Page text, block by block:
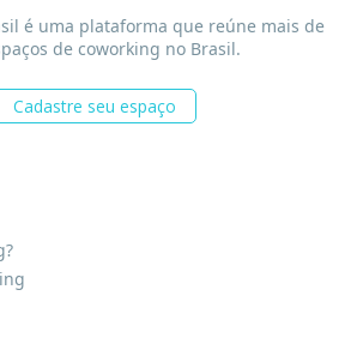
é uma plataforma que reúne mais de
de coworking no Brasil.
Cadastre seu espaço